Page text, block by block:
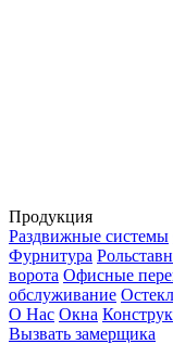
Продукция
Раздвижные системы
Фурнитура
ворота Офисные
обслуживание
О Нас Окна
Вызвать замерщика